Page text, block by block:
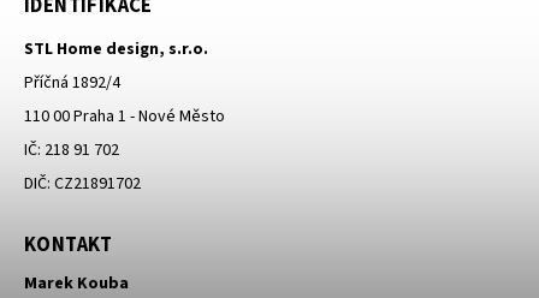
IDENTIFIKACE
STL Home design, s.r.o.
Příčná 1892/4
110 00 Praha 1 - Nové Město
IČ: 218 91 702
DIČ: CZ21891702
KONTAKT
Marek Kouba